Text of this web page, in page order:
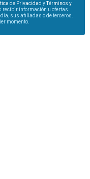
de Privacidad y
Términos y
recibir información u ofertas
sus afiliadas o de terceros.
momento.